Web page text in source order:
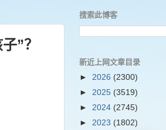
”？
搜索此博客
新近上网文章目录
► 2026 (2300)
► 2025 (3519)
► 2024 (2745)
► 2023 (1802)